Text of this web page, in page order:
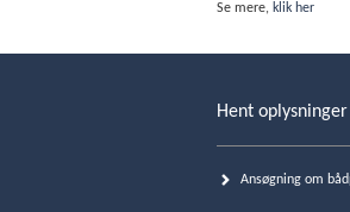
Se mere, klik her
Hent oplysninger
Ansøgning om